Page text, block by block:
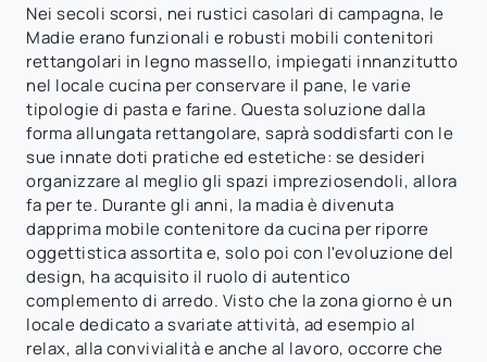
Nei secoli scorsi, nei rustici casolari di campagna, le
Madie erano funzionali e robusti mobili contenitori
rettangolari in legno massello, impiegati innanzitutto
nel locale cucina per conservare il pane, le varie
tipologie di pasta e farine. Questa soluzione dalla
forma allungata rettangolare, saprà soddisfarti con le
sue innate doti pratiche ed estetiche: se desideri
organizzare al meglio gli spazi impreziosendoli, allora
fa per te. Durante gli anni, la madia è divenuta
dapprima mobile contenitore da cucina per riporre
oggettistica assortita e, solo poi con l'evoluzione del
design, ha acquisito il ruolo di autentico
complemento di arredo. Visto che la zona giorno è un
locale dedicato a svariate attività, ad esempio al
relax, alla convivialità e anche al lavoro, occorre che